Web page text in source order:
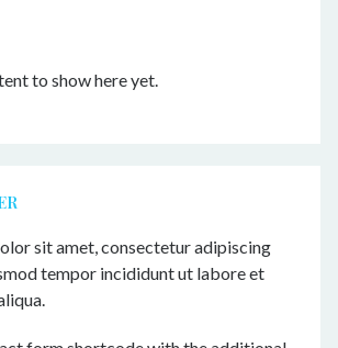
to show here yet.
sit amet, consectetur adipiscing
tempor incididunt ut labore et